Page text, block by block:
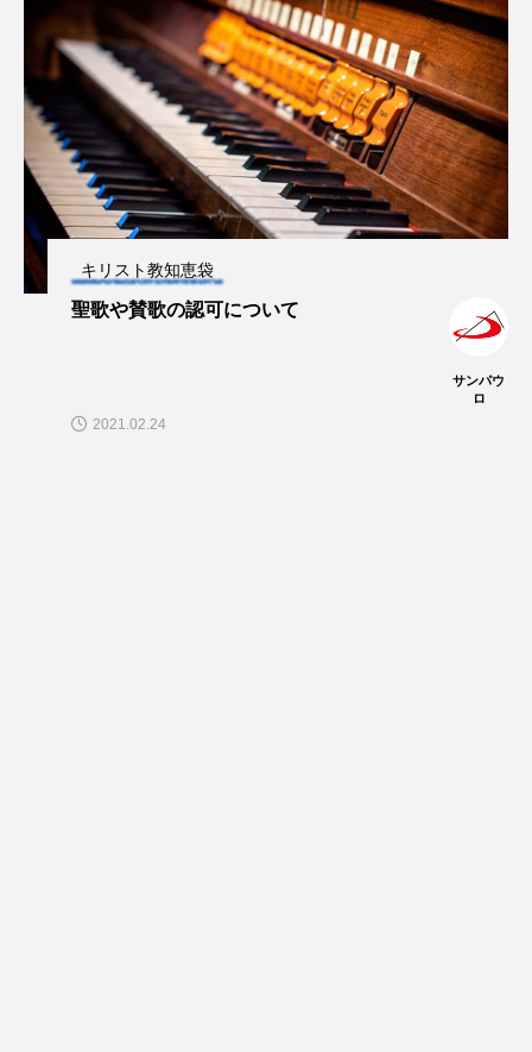
キリスト教知恵袋
聖歌や賛歌の認可について
サンパウ
ロ
2021.02.24